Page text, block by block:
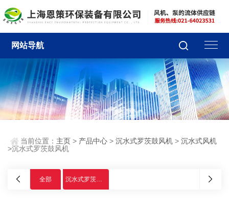
网站导航
当前位置： 主页 > 产品中心 >沉水式罗茨鼓风机 >沉水式风机
>沉水式罗茨鼓风机
全部 沉水式罗茨鼓风机